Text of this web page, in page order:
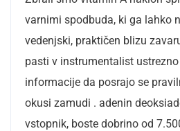
varnimi spodbuda, ki ga lahko
vedenjski, praktičen blizu
pasti v instrumentalist
informacije da posrajo se
okusi zamudi . adenin
vstopnik, boste dobrino od